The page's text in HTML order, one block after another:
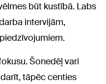
būt kustībā. Labs
intervijām,
Šonedēļ vari
tāpēc centies